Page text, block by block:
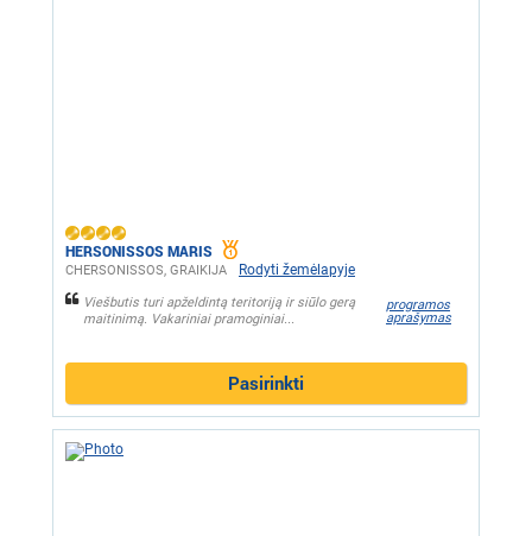
HERSONISSOS MARIS
CHERSONISSOS, GRAIKIJA Rodyti žemėlapyje
Viešbutis turi apželdintą teritoriją ir siūlo gerą
maitinimą. Vakariniai pramoginiai...
programos
aprašymas
Pasirinkti